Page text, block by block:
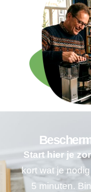
Start hier je
kort wat je
5 minuten.